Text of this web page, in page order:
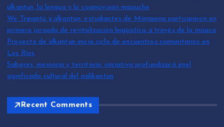
ülkantun, la lengua y la cosmovisión mapuche
We Tripantü y ülkantun: estudiantes de Mariquina participaron en
primera jornada de revitalización lingüística a través de la música
Proyecto de ülkantun inicia ciclo de encuentros comunitarios en
Los Ríos
Saberes, memoria y territorio: iniciativa profundizará enel
significado cultural del palikantun
Recent Comments